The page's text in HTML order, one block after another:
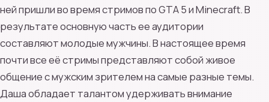
ней пришли во время стримов по GTA 5 и Minecraft. В
результате основную часть ее аудитории
составляют молодые мужчины. В настоящее время
почти все её стримы представляют собой живое
общение с мужским зрителем на самые разные темы.
Даша обладает талантом удерживать внимание